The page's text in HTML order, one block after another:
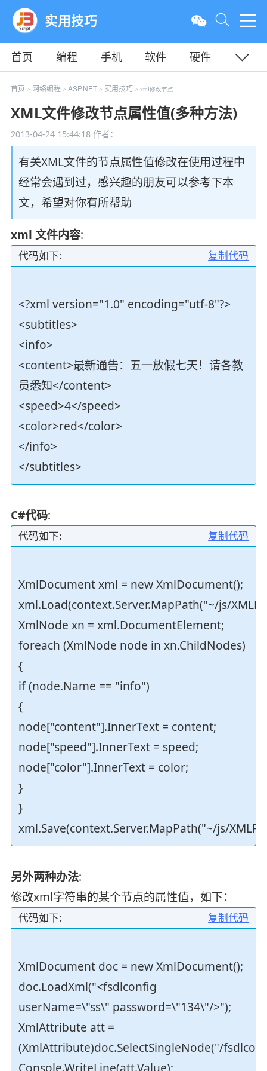
实用技巧
首页 编程 手机 软件
硬件
教程
平面 服务器
首页 > 网络编程 > ASP.NET > 实用技巧 > xml修改节点
XML文件修改节点属性值(多种方法)
2013-04-24 15:44:18作者：
有关XML文件的节点属性值修改在使用过程中
经常会遇到过，感兴趣的朋友可以参考下本
文，希望对你有所帮助
xml 文件内容:
复制代码
代码如下:
<?xml version="1.0" encoding="utf-8"?>
<subtitles>
<info>
<content>最新通告：五一放假七天！请各教
员悉知</content>
<speed>4</speed>
<color>red</color>
</info>
</subtitles>
C#代码:
复制代码
代码如下:
XmlDocument xml = new XmlDocument();
xml.Load(context.Server.MapPath("~/js/
XmlNode xn = xml.DocumentElement;
foreach (XmlNode node in xn.ChildNodes)
{
if (node.Name == "info")
{
node["content"].InnerText = content;
node["speed"].InnerText = speed;
node["color"].InnerText = color;
}
}
xml.Save(context.Server.MapPath("~/js/
另外两种办法:
修改xml字符串的某个节点的属性值，如下：
复制代码
代码如下:
XmlDocument doc = new XmlDocument();
doc.LoadXml("<fsdlconfig
userName=\"ss\" password=\"134\"/>");
XmlAttribute att =
(XmlAttribute)doc.SelectSingleNode("/
Console.WriteLine(att.Value);